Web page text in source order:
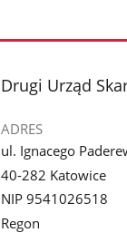
stopka
Drugi Urząd
ADRES
ul. Ignacego
40-282 Katowice
NIP 9541026518
Regon